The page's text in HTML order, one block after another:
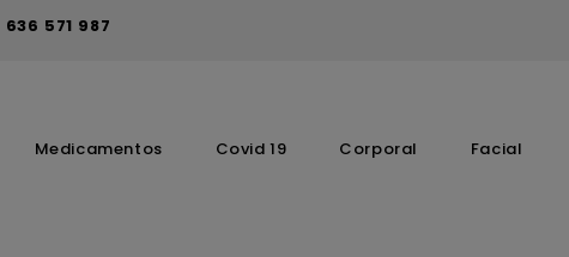
636 571 987
Medicamentos Covid 19 Corporal Facial